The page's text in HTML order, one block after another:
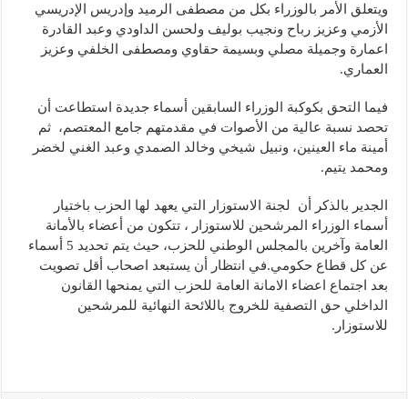
ويتعلق الأمر بالوزراء بكل من مصطفى الرميد وإدريس الإدريسي
الأزمي وعزيز رباح ونجيب بوليف ولحسن الداودي وعبد القادرة
اعمارة وجميلة مصلي وبسيمة حقاوي ومصطفى الخلفي وعزيز
العماري.
فيما التحق بكوكبة الوزراء السابقين أسماء جديدة استطاعت أن
تحصد نسبة عالية من الأصوات في مقدمتهم جامع المعتصم، ثم
أمينة ماء العينين، ونبيل شيخي وخالد الصمدي وعبد الغني لخضر
ومحمد يتيم.
الجدير بالذكر أن لجنة الاستوزار التي يعهد لها الحزب باختيار
أسماء الوزراء المرشحين للاستوزار ، تتكون من أعضاء بالأمانة
العامة وآخرين بالمجلس الوطني للحزب، حيث يتم تحديد 5 أسماء
عن كل قطاع حكومي.في انتظار أن يستبعد اصحاب أقل تصويت
بعد اجتماع اعضاء الامانة العامة للحزب التي يمنحها القانون
الداخلي حق التصفية للخروج باللائحة النهائية للمرشحين
للاستوزار.